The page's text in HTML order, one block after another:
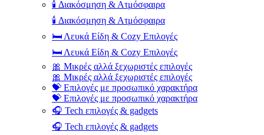
🕯️ Διακόσμηση & Ατμόσφαιρα
🕯️ Διακόσμηση & Ατμόσφαιρα
🛏️ Λευκά Είδη & Cozy Επιλογές
🛏️ Λευκά Είδη & Cozy Επιλογές
🎀 Μικρές αλλά ξεχωριστές επιλογές
🎀 Μικρές αλλά ξεχωριστές επιλογές
💝 Επιλογές με προσωπικό χαρακτήρα
💝 Επιλογές με προσωπικό χαρακτήρα
🎧 Tech επιλογές & gadgets
🎧 Tech επιλογές & gadgets